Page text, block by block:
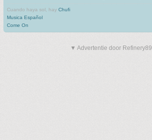
Cuando haya sol, hay Chufi
Musica Español
Come On
▼ Advertentie door Refinery89